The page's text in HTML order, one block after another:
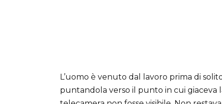
L’uomo è venuto dal lavoro prima di
puntandola verso il punto in cui giaceva